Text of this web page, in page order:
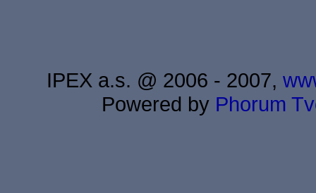
IPEX a.s. @ 2006 - 2007,
Powered by Phorum